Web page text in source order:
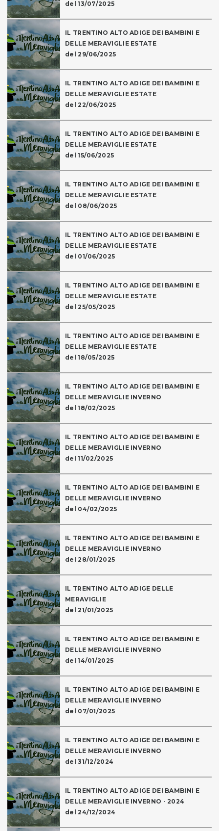
del 13/07/2025
IL TRENTINO ALTO ADIGE DEI BAMBINI E
DELLE MERAVIGLIE ESTATE
del 29/06/2025
IL TRENTINO ALTO ADIGE DEI BAMBINI E
DELLE MERAVIGLIE ESTATE
del 22/06/2025
IL TRENTINO ALTO ADIGE DEI BAMBINI E
DELLE MERAVIGLIE ESTATE
del 15/06/2025
IL TRENTINO ALTO ADIGE DEI BAMBINI E
DELLE MERAVIGLIE ESTATE
del 08/06/2025
IL TRENTINO ALTO ADIGE DEI BAMBINI E
DELLE MERAVIGLIE ESTATE
del 01/06/2025
IL TRENTINO ALTO ADIGE DEI BAMBINI E
DELLE MERAVIGLIE ESTATE
del 25/05/2025
IL TRENTINO ALTO ADIGE DEI BAMBINI E
DELLE MERAVIGLIE ESTATE
del 18/05/2025
IL TRENTINO ALTO ADIGE DEI BAMBINI E
DELLE MERAVIGLIE INVERNO
del 18/02/2025
IL TRENTINO ALTO ADIGE DEI BAMBINI E
DELLE MERAVIGLIE INVERNO
del 11/02/2025
IL TRENTINO ALTO ADIGE DEI BAMBINI E
DELLE MERAVIGLIE INVERNO
del 04/02/2025
IL TRENTINO ALTO ADIGE DEI BAMBINI E
DELLE MERAVIGLIE INVERNO
del 28/01/2025
IL TRENTINO ALTO ADIGE DELLE
MERAVIGLIE
del 21/01/2025
IL TRENTINO ALTO ADIGE DEI BAMBINI E
DELLE MERAVIGLIE INVERNO
del 14/01/2025
IL TRENTINO ALTO ADIGE DEI BAMBINI E
DELLE MERAVIGLIE INVERNO
del 07/01/2025
IL TRENTINO ALTO ADIGE DEI BAMBINI E
DELLE MERAVIGLIE INVERNO
del 31/12/2024
IL TRENTINO ALTO ADIGE DEI BAMBINI E
DELLE MERAVIGLIE INVERNO - 2024
del 24/12/2024